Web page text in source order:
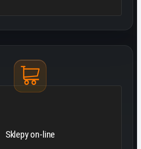
Sklepy on-line